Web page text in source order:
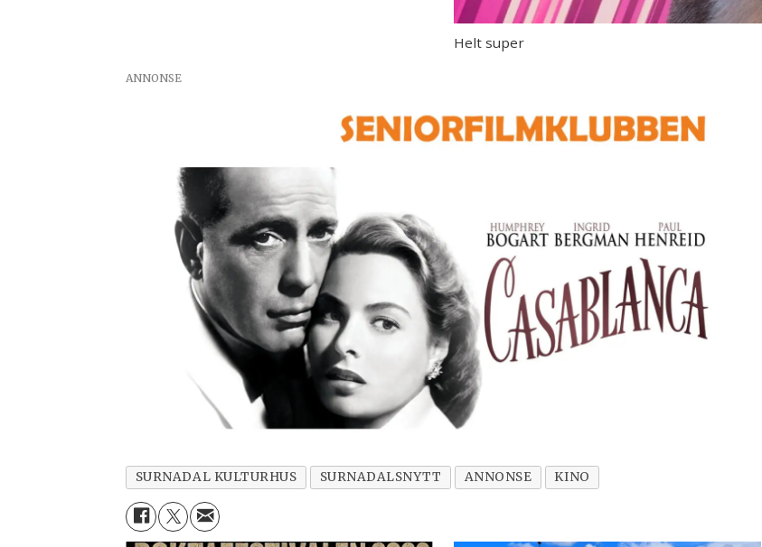
Helt super
ANNONSE
SURNADAL KULTURHUS SURNADALSNYTT ANNONSE KINO